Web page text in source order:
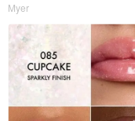
Myer